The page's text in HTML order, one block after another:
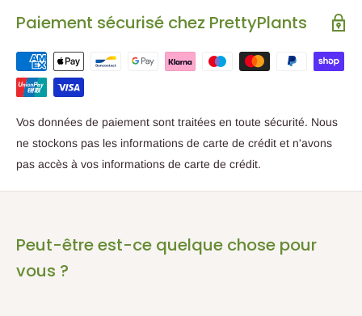
Vous cherchez quelqu'un d'autre de la famille Succulent ?
Paiement sécurisé chez PrettyPlants
Vos données de paiement sont traitées en toute sécurité. Nous
ne stockons pas les informations de carte de crédit et n'avons
pas accès à vos informations de carte de crédit.
Peut-être est-ce quelque chose pour
vous ?